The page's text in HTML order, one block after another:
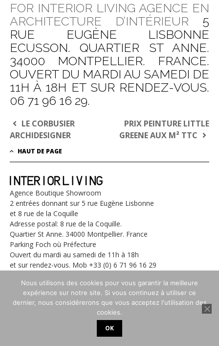
FOR INTERIOR LIVING AGENCE EN
ARCHITECTURE D’INTÉRIEUR 5
RUE EUGÈNE LISBONNE
ECUSSON. QUARTIER ST ANNE.
34000 MONTPELLIER. FRANCE.
OUVERT DU MARDI AU SAMEDI DE
11H À 18H ET SUR RENDEZ-VOUS.
06 71 96 16 29.
NAVIGATION
DE
L’ARTICLE
LE CORBUSIER
ARCHIDESIGNER
PRIX PEINTURE LITTLE
GREENE AUX M² TTC
HAUT DE PAGE
Agence Boutique Showroom
2 entrées donnant sur 5 rue Eugène Lisbonne
et 8 rue de la Coquille
Adresse postal: 8 rue de la Coquille.
Quartier St Anne. 34000 Montpellier. France
Parking Foch où Préfecture
Ouvert du mardi au samedi de 11h à 18h
et sur rendez-vous. Mob +33 (0) 6 71 96 16 29
For Interior Living Agence Boutique Showroom
Nous utilisons des cookies pour vous garantir la meilleure
expérience sur notre site. Si vous continuez à utiliser ce
dernier, nous considérerons que vous acceptez l'utilisation des
cookies.
OK